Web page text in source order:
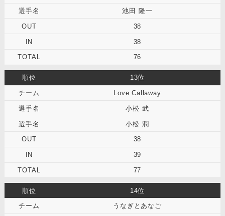
池田 隆一
38
38
76
13位
Love Callaway
小松 武
小松 潤
38
39
77
14位
うなぎとあなご